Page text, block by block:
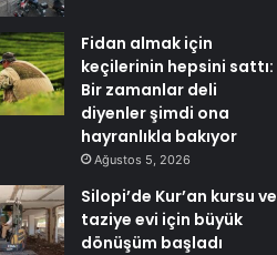
Fidan almak için
keçilerinin hepsini sattı:
Bir zamanlar deli
diyenler şimdi ona
hayranlıkla bakıyor
Ağustos 5, 2026
Silopi’de Kur’an kursu ve
taziye evi için büyük
dönüşüm başladı